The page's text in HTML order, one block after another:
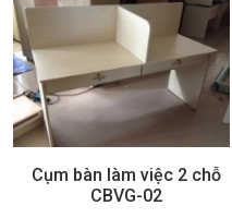
Cụm bàn làm việc 2 chỗ
CBVG-02